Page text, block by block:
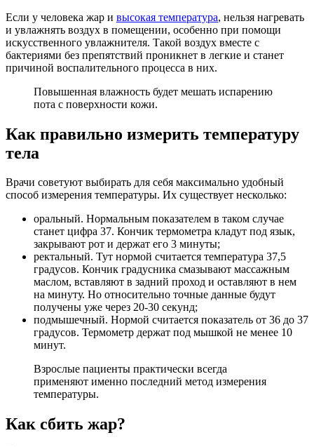
Если у человека жар и высокая температура, нельзя нагревать
и увлажнять воздух в помещении, особенно при помощи
искусственного увлажнителя. Такой воздух вместе с
бактериями без препятствий проникнет в легкие и станет
причиной воспалительного процесса в них.
Повышенная влажность будет мешать испарению
пота с поверхности кожи.
Как правильно измерить температуру
тела
Врачи советуют выбирать для себя максимально удобный
способ измерения температуры. Их существует несколько:
оральный. Нормальным показателем в таком случае
станет цифра 37. Кончик термометра кладут под язык,
закрывают рот и держат его 3 минуты;
ректальный. Тут нормой считается температура 37,5
градусов. Кончик градусника смазывают массажным
маслом, вставляют в задний проход и оставляют в нем
на минуту. Но относительно точные данные будут
получены уже через 20-30 секунд;
подмышечный. Нормой считается показатель от 36 до 37
градусов. Термометр держат под мышкой не менее 10
минут.
Взрослые пациенты практически всегда
применяют именно последний метод измерения
температуры.
Как сбить жар?